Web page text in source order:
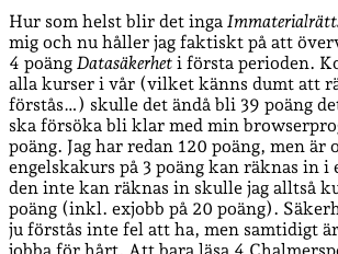
Hur som helst blir det inga
mig och nu håller jag faktiskt på att
4 poäng Datasäkerhet i första perioden.
alla kurser i vår (vilket känns dumt att
förstås…) skulle det ändå bli 39 poäng
ska försöka bli klar med min
poäng. Jag har redan 120 poäng, men är
engelskakurs på 3 poäng kan räknas in i
den inte kan räknas in skulle jag alltså
poäng (inkl. exjobb på 20 poäng).
ju förstås inte fel att ha, men samtidigt